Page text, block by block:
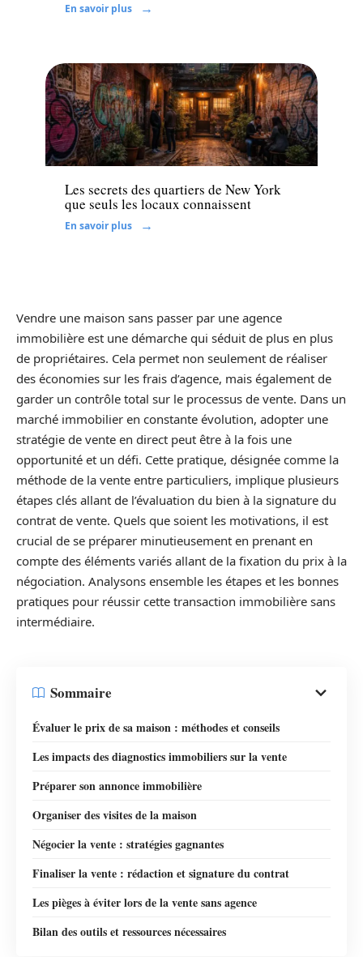
En savoir plus
Immo
Les secrets des quartiers de New York
que seuls les locaux connaissent
En savoir plus
Vendre une maison sans passer par une agence
immobilière est une démarche qui séduit de plus en plus
de propriétaires. Cela permet non seulement de réaliser
des économies sur les frais d’agence, mais également de
garder un contrôle total sur le processus de vente. Dans un
marché immobilier en constante évolution, adopter une
stratégie de vente en direct peut être à la fois une
opportunité et un défi. Cette pratique, désignée comme la
méthode de la vente entre particuliers, implique plusieurs
étapes clés allant de l’évaluation du bien à la signature du
contrat de vente. Quels que soient les motivations, il est
crucial de se préparer minutieusement en prenant en
compte des éléments variés allant de la fixation du prix à la
négociation. Analysons ensemble les étapes et les bonnes
pratiques pour réussir cette transaction immobilière sans
intermédiaire.
Sommaire
Évaluer le prix de sa maison : méthodes et conseils
Les impacts des diagnostics immobiliers sur la vente
Préparer son annonce immobilière
Organiser des visites de la maison
Négocier la vente : stratégies gagnantes
Finaliser la vente : rédaction et signature du contrat
Les pièges à éviter lors de la vente sans agence
Bilan des outils et ressources nécessaires